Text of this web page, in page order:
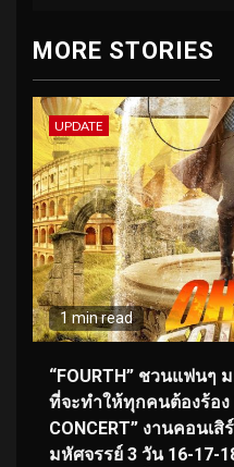
MORE STORIES
UPDATE
1 min read
“FOURTH” ชวนแฟนๆ
ที่จะทำให้ทุกคนต้องร้อง
CONCERT” งานคอนเ
มหัศจรรย์ 3 วัน 16-17-